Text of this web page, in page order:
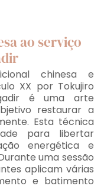
ao serviço
chinesa e
XX por Tokujiro
é uma arte
restaurar a
Esta técnica
para libertar
energética e
uma sessão
aplicam várias
e batimento